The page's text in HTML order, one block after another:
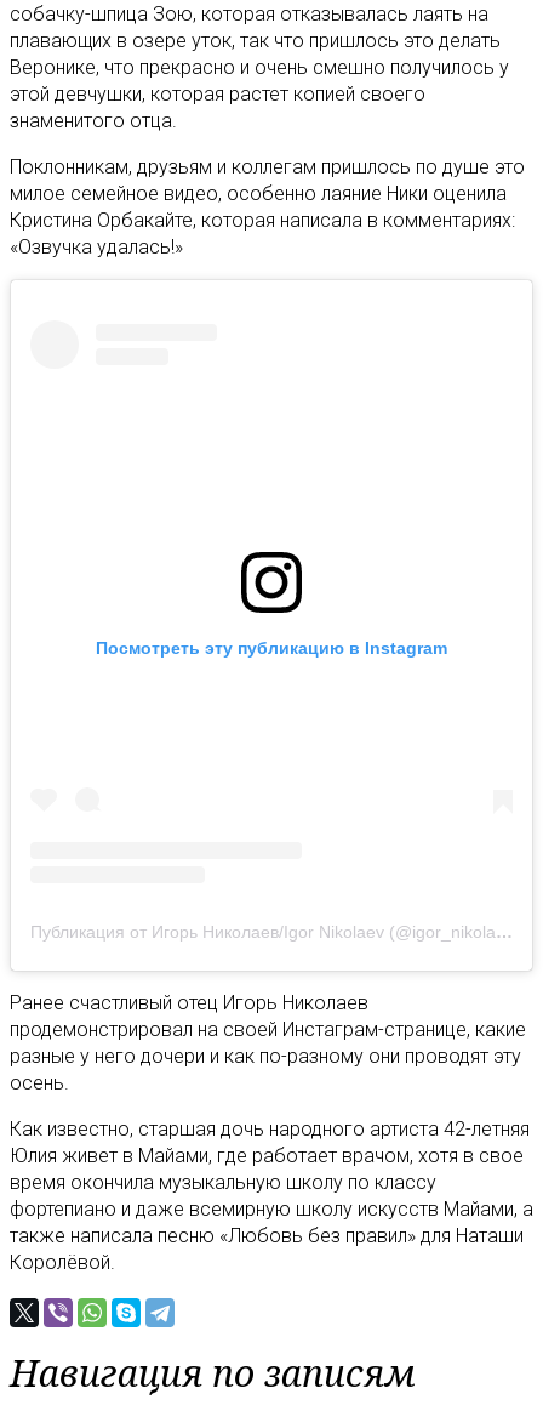
собачку-шпица Зою, которая отказывалась лаять на
плавающих в озере уток, так что пришлось это делать
Веронике, что прекрасно и очень смешно получилось у
этой девчушки, которая растет копией своего
знаменитого отца.
Поклонникам, друзьям и коллегам пришлось по душе это
милое семейное видео, особенно лаяние Ники оценила
Кристина Орбакайте, которая написала в комментариях:
«Озвучка удалась!»
Посмотреть эту публикацию в Instagram
Публикация от Игорь Николаев/Igor Nikolaev (@igor_nikolaev_music)
Ранее счастливый отец Игорь Николаев
продемонстрировал на своей Инстаграм-странице, какие
разные у него дочери и как по-разному они проводят эту
осень.
Как известно, старшая дочь народного артиста 42-летняя
Юлия живет в Майами, где работает врачом, хотя в свое
время окончила музыкальную школу по классу
фортепиано и даже всемирную школу искусств Майами, а
также написала песню «Любовь без правил» для Наташи
Королёвой.
Навигация по записям